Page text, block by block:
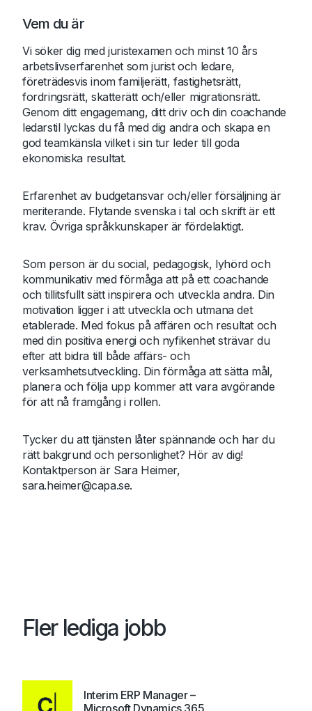
Vem du är
Vi söker dig med juristexamen och minst 10 års
arbetslivserfarenhet som jurist och ledare,
företrädesvis inom familjerätt, fastighetsrätt,
fordringsrätt, skatterätt och/eller migrationsrätt.
Genom ditt engagemang, ditt driv och din coachande
ledarstil lyckas du få med dig andra och skapa en
god teamkänsla vilket i sin tur leder till goda
ekonomiska resultat.
Erfarenhet av budgetansvar och/eller försäljning är
meriterande. Flytande svenska i tal och skrift är ett
krav. Övriga språkkunskaper är fördelaktigt.
Som person är du social, pedagogisk, lyhörd och
kommunikativ med förmåga att på ett coachande
och tillitsfullt sätt inspirera och utveckla andra. Din
motivation ligger i att utveckla och utmana det
etablerade. Med fokus på affären och resultat och
med din positiva energi och nyfikenhet strävar du
efter att bidra till både affärs- och
verksamhetsutveckling. Din förmåga att sätta mål,
planera och följa upp kommer att vara avgörande
för att nå framgång i rollen.
Tycker du att tjänsten låter spännande och har du
rätt bakgrund och personlighet? Hör av dig!
Kontaktperson är Sara Heimer,
sara.heimer@capa.se.
Fler lediga jobb
Interim ERP Manager –